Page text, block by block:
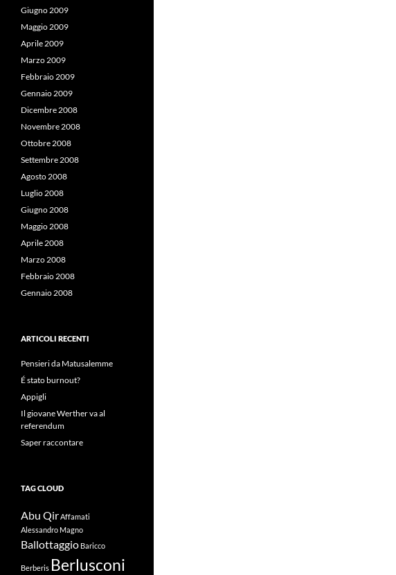
Giugno 2009
Maggio 2009
Aprile 2009
Marzo 2009
Febbraio 2009
Gennaio 2009
Dicembre 2008
Novembre 2008
Ottobre 2008
Settembre 2008
Agosto 2008
Luglio 2008
Giugno 2008
Maggio 2008
Aprile 2008
Marzo 2008
Febbraio 2008
Gennaio 2008
ARTICOLI RECENTI
Pensieri da Matusalemme
É stato burnout?
Appigli
Il giovane Werther va al
referendum
Saper raccontare
TAG CLOUD
Abu QirAffamati
Alessandro Magno
Ballottaggio Baricco
Berberis Berlusconi